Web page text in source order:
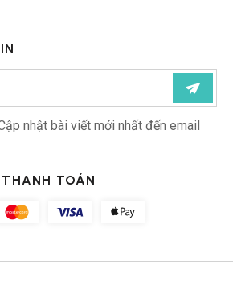
nhật bài viết mới nhất đến email
TOÁN